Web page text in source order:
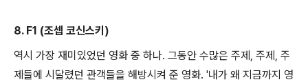
8. F1 (조셉 코신스키)
역시 가장 재미있었던 영화 중 하나. 그동안 수많은 주제, 주제, 주
제들에 시달렸던 관객들을 해방시켜 준 영화. '내가 왜 지금까지 영